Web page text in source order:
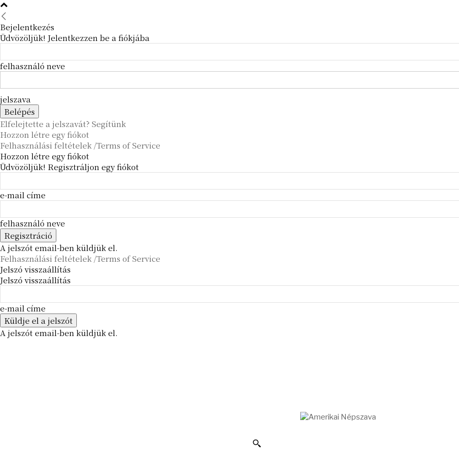
Bejelentkezés
Üdvözöljük! Jelentkezzen be a fiókjába
felhasználó neve
jelszava
Elfelejtette a jelszavát? Segítünk
Hozzon létre egy fiókot
Felhasználási feltételek /Terms of Service
Hozzon létre egy fiókot
Üdvözöljük! Regisztráljon egy fiókot
e-mail címe
felhasználó neve
A jelszót email-ben küldjük el.
Felhasználási feltételek /Terms of Service
Jelszó visszaállítás
Jelszó visszaállítás
e-mail címe
A jelszót email-ben küldjük el.